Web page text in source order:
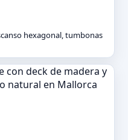
hexagonal, tumbonas